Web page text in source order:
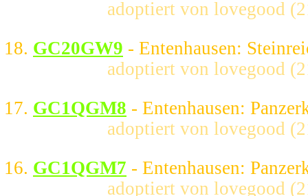
adoptiert von lovegood
18. GC20GW9 - Entenhausen:
adoptiert von lovegood
17. GC1QGM8 - Entenhausen:
adoptiert von lovegood
16. GC1QGM7 - Entenhausen:
adoptiert von lovegood